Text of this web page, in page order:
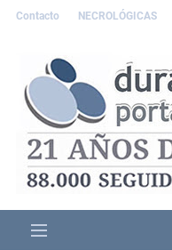
Contacto NECROLÓGICAS